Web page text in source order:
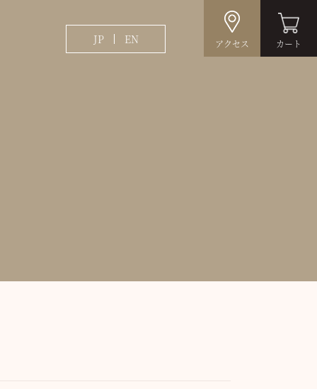
JP EN アクセス カート